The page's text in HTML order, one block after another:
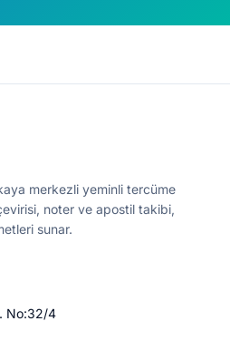
merkezli yeminli tercüme
noter ve apostil takibi,
sunar.
No:32/4